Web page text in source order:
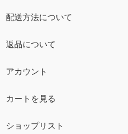
配送方法について
返品について
アカウント
カートを見る
ショップリスト